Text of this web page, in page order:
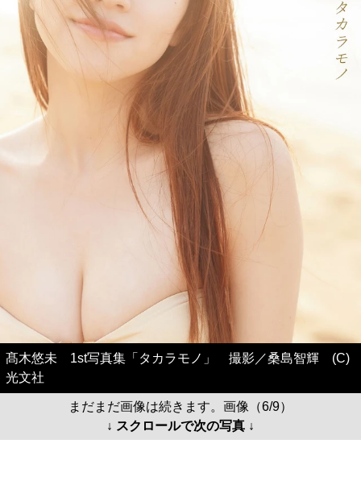
髙木悠未 1st写真集「タカラモノ」 撮影／桑島智輝 (C)
光文社
まだまだ画像は続きます。画像（6/9）
↓ スクロールで次の写真 ↓